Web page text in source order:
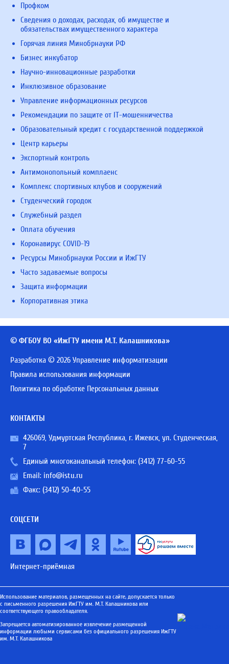
Профком
Сведения о доходах, расходах, об имуществе и
обязательствах имущественного характера
Горячая линия Минобрнауки РФ
Бизнес инкубатор
Научно-инновационные разработки
Инклюзивное образование
Управление информационных ресурсов
Рекомендации по защите от IT-мошенничества
Образовательный кредит с государственной поддержкой
Центр карьеры
Экспортный контроль
Антимонопольный комплаенс
Комплекс спортивных клубов и сооружений
Студенческий городок
Служебный раздел
Оплата обучения
Коронавирус COVID-19
Ресурсы Минобрнауки России и ИжГТУ
Часто задаваемые вопросы
Защита информации
Корпоративная этика
© ФГБОУ ВО «ИжГТУ имени М.Т. Калашникова»
Разработка © 2026 Управление информатизации
Правила использования информации
Политика по обработке Персональных данных
КОНТАКТЫ
426069, Удмуртская Республика, г. Ижевск, ул. Студенческая,
7
Единый многоканальный телефон: (3412) 77-60-55
Email: info@istu.ru
Факс: (3412) 50-40-55
СОЦСЕТИ
Интернет-приёмная
Использование материалов, размещенных на сайте, допускается только
с письменного разрешения ИжГТУ им. М.Т. Калашникова или
соответствующего правообладателя.
Запрещается автоматизированное извлечение размещенной
информации любыми сервисами без официального разрешения ИжГТУ
им. М.Т. Калашникова